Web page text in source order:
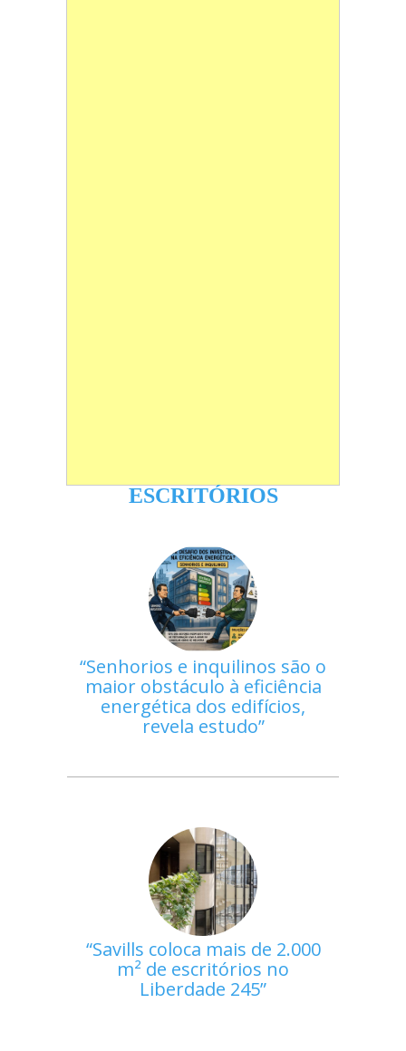
ESCRITÓRIOS
Senhorios e inquilinos são o
maior obstáculo à eficiência
energética dos edifícios,
revela estudo
Savills coloca mais de 2.000
m² de escritórios no
Liberdade 245